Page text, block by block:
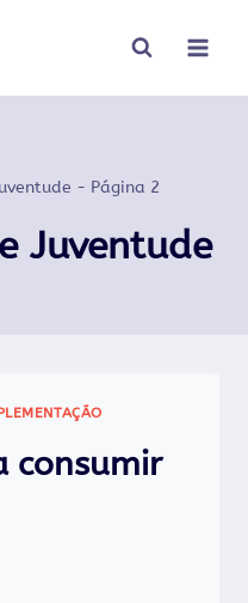
- Página 2
Juventude
consumir